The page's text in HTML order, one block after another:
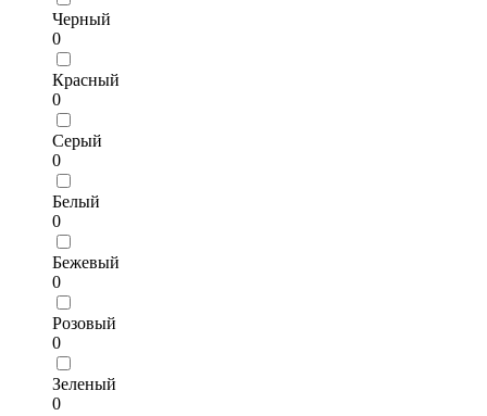
Черный
0
Красный
0
Серый
0
Белый
0
Бежевый
0
Розовый
0
Зеленый
0